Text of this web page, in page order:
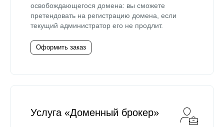
освобождающегося домена: вы сможете
претендовать на регистрацию домена, если
текущий администратор его не продлит.
Оформить заказ
Услуга «Доменный брокер»